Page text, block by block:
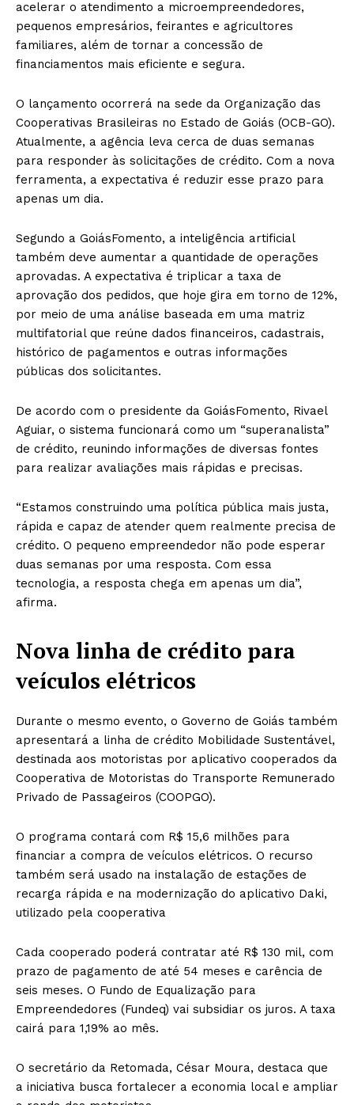
acelerar o atendimento a microempreendedores,
pequenos empresários, feirantes e agricultores
familiares, além de tornar a concessão de
financiamentos mais eficiente e segura.
O lançamento ocorrerá na sede da Organização das
Cooperativas Brasileiras no Estado de Goiás (OCB-GO).
Atualmente, a agência leva cerca de duas semanas
para responder às solicitações de crédito. Com a nova
ferramenta, a expectativa é reduzir esse prazo para
apenas um dia.
Segundo a GoiásFomento, a inteligência artificial
também deve aumentar a quantidade de operações
aprovadas. A expectativa é triplicar a taxa de
aprovação dos pedidos, que hoje gira em torno de 12%,
por meio de uma análise baseada em uma matriz
multifatorial que reúne dados financeiros, cadastrais,
histórico de pagamentos e outras informações
públicas dos solicitantes.
De acordo com o presidente da GoiásFomento, Rivael
Aguiar, o sistema funcionará como um “superanalista”
de crédito, reunindo informações de diversas fontes
para realizar avaliações mais rápidas e precisas.
“Estamos construindo uma política pública mais justa,
rápida e capaz de atender quem realmente precisa de
crédito. O pequeno empreendedor não pode esperar
duas semanas por uma resposta. Com essa
tecnologia, a resposta chega em apenas um dia”,
afirma.
Nova linha de crédito para
veículos elétricos
Durante o mesmo evento, o Governo de Goiás também
apresentará a linha de crédito Mobilidade Sustentável,
destinada aos motoristas por aplicativo cooperados da
Cooperativa de Motoristas do Transporte Remunerado
Privado de Passageiros (COOPGO).
O programa contará com R$ 15,6 milhões para
financiar a compra de veículos elétricos. O recurso
também será usado na instalação de estações de
recarga rápida e na modernização do aplicativo Daki,
utilizado pela cooperativa
Cada cooperado poderá contratar até R$ 130 mil, com
prazo de pagamento de até 54 meses e carência de
seis meses. O Fundo de Equalização para
Empreendedores (Fundeq) vai subsidiar os juros. A taxa
cairá para 1,19% ao mês.
O secretário da Retomada, César Moura, destaca que
a iniciativa busca fortalecer a economia local e ampliar